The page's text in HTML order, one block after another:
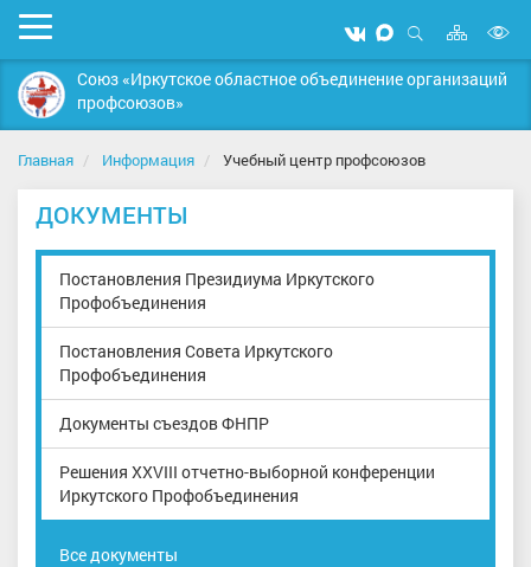
Мобильное
меню
Мы
вконтакте
Мы
в
MAX
Открыть
поиск
Карта
сайта
Союз «Иркутское областное объединение организаций
профсоюзов»
Главная Информация Учебный центр профсоюзов
ДОКУМЕНТЫ
Постановления Президиума Иркутского
Профобъединения
Постановления Совета Иркутского
Профобъединения
Документы съездов ФНПР
Решения XXVIII отчетно-выборной конференции
Иркутского Профобъединения
Все документы